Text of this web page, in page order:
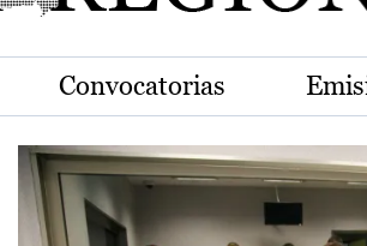
Convocatorias